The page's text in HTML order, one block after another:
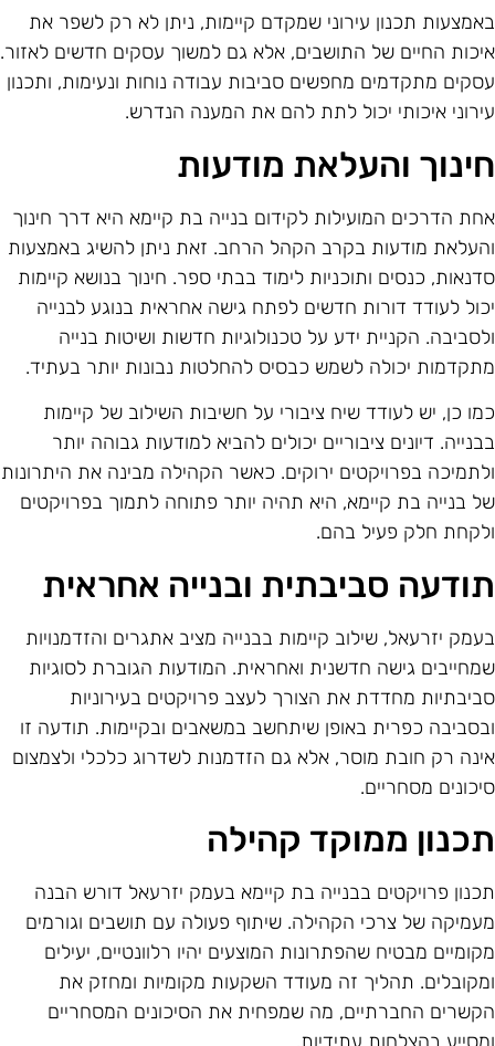
תכנון עירוני שמקדם קיימות, ניתן לא רק לשפר את
החיים של התושבים, אלא גם למשוך עסקים חדשים לאזור.
מתקדמים מחפשים סביבות עבודה נוחות ונעימות, ותכנון
איכותי יכול לתת להם את המענה הנדרש.
והעלאת מודעות
הדרכים המועילות לקידום בנייה בת קיימא היא דרך חינוך
מודעות בקרב הקהל הרחב. זאת ניתן להשיג באמצעות
כנסים ותוכניות לימוד בבתי ספר. חינוך בנושא קיימות
לעודד דורות חדשים לפתח גישה אחראית בנוגע לבנייה
הקניית ידע על טכנולוגיות חדשות ושיטות בנייה
יכולה לשמש כבסיס להחלטות נבונות יותר בעתיד.
כן, יש לעודד שיח ציבורי על חשיבות השילוב של קיימות
דיונים ציבוריים יכולים להביא למודעות גבוהה יותר
בפרויקטים ירוקים. כאשר הקהילה מבינה את היתרונות
בנייה בת קיימא, היא תהיה יותר פתוחה לתמוך בפרויקטים
חלק פעיל בהם.
סביבתית ובנייה אחראית
יזרעאל, שילוב קיימות בבנייה מציב אתגרים והזדמנויות
גישה חדשנית ואחראית. המודעות הגוברת לסוגיות
מחדדת את הצורך לעצב פרויקטים בעירוניות
כפרית באופן שיתחשב במשאבים ובקיימות. תודעה זו
רק חובת מוסר, אלא גם הזדמנות לשדרוג כלכלי ולצמצום
מסחריים.
ממוקד קהילה
פרויקטים בבנייה בת קיימא בעמק יזרעאל דורש הבנה
של צרכי הקהילה. שיתוף פעולה עם תושבים וגורמים
מבטיח שהפתרונות המוצעים יהיו רלוונטיים, יעילים
תהליך זה מעודד השקעות מקומיות ומחזק את
החברתיים, מה שמפחית את הסיכונים המסחריים